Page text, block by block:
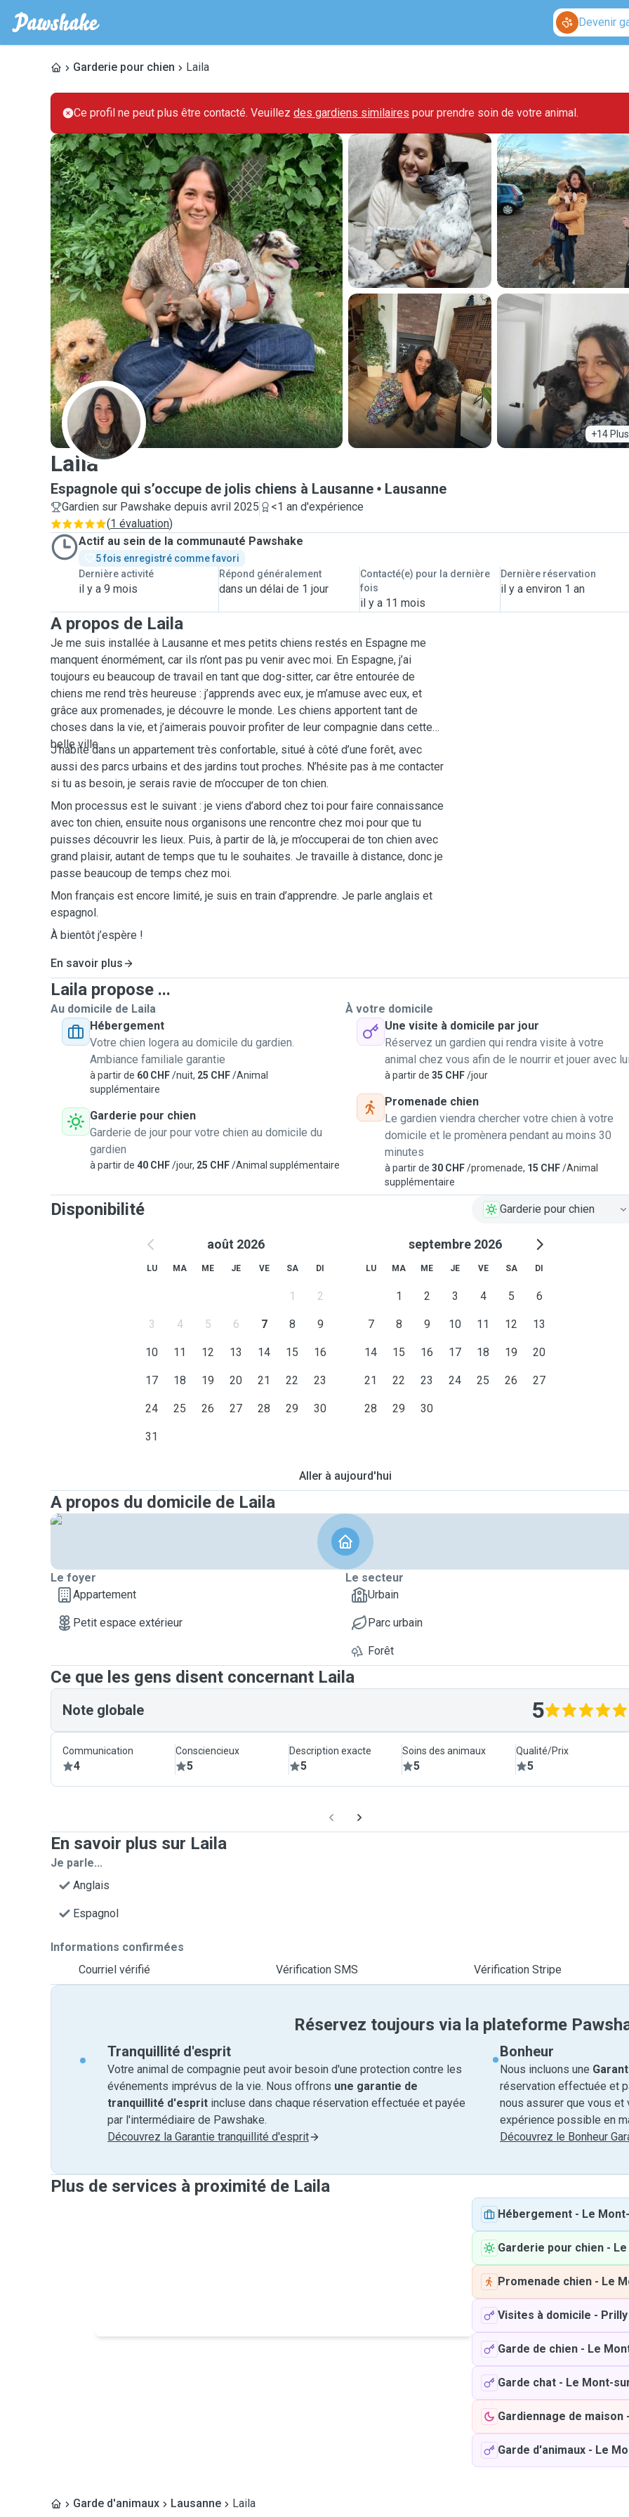
Devenir
Garderie pour chien Laila
Ce profil ne peut plus être contacté. Veuillez des gardiens similaires pour prendre soin de votre animal.
+14 Plus
L
Laila
Espagnole qui s’occupe de jolis chiens à Lausanne Lausanne
Gardien sur Pawshake depuis avril 2025
<1 an d'expérience
(1 évaluation)
Actif au sein de la communauté Pawshake
5 fois enregistré comme favori
Dernière activité
il y a 9 mois
Répond généralement
dans un délai de 1 jour
Contacté(e) pour la dernière
fois
il y a 11 mois
Dernière réservation
il y a environ 1 an
A propos de Laila
Je me suis installée à Lausanne et mes petits chiens restés en Espagne me
manquent énormément, car ils n’ont pas pu venir avec moi. En Espagne, j’ai
toujours eu beaucoup de travail en tant que dog-sitter, car être entourée de
chiens me rend très heureuse : j’apprends avec eux, je m’amuse avec eux, et
grâce aux promenades, je découvre le monde. Les chiens apportent tant de
choses dans la vie, et j’aimerais pouvoir profiter de leur compagnie dans cette
belle ville.
J’habite dans un appartement très confortable, situé à côté d’une forêt, avec
aussi des parcs urbains et des jardins tout proches. N’hésite pas à me contacter
si tu as besoin, je serais ravie de m’occuper de ton chien.
Mon processus est le suivant : je viens d’abord chez toi pour faire connaissance
avec ton chien, ensuite nous organisons une rencontre chez moi pour que tu
puisses découvrir les lieux. Puis, à partir de là, je m’occuperai de ton chien avec
grand plaisir, autant de temps que tu le souhaites. Je travaille à distance, donc je
passe beaucoup de temps chez moi.
Mon français est encore limité, je suis en train d’apprendre. Je parle anglais et
espagnol.
À bientôt j’espère !
En savoir plus
Laila propose ...
Au domicile de Laila
Hébergement
Votre chien logera au domicile du gardien.
Ambiance familiale garantie
à partir de 60 CHF/nuit, 25 CHF/Animal
supplémentaire
Garderie pour chien
Garderie de jour pour votre chien au domicile du
gardien
à partir de 40 CHF/jour, 25 CHF/Animal supplémentaire
À votre domicile
Une visite à domicile par jour
Réservez un gardien qui rendra visite à votre
animal chez vous afin de le nourrir et jouer avec
à partir de 35 CHF/jour
Promenade chien
Le gardien viendra chercher votre chien à votre
domicile et le promènera pendant au moins 30
minutes
à partir de 30 CHF/promenade, 15 CHF/Animal
supplémentaire
Disponibilité Garderie pour chien
août 2026
LU MA ME JE VE SA DI
1 2
3 4 5 6 7 8 9
10 11 12 13 14 15 16
17 18 19 20 21 22 23
24 25 26 27 28 29 30
31
septembre 2026
LU MA ME JE VE SA DI
1 2 3 4 5 6
7 8 9 10 11 12 13
14 15 16 17 18 19 20
21 22 23 24 25 26 27
28 29 30
Aller à aujourd'hui
A propos du domicile de Laila
Le foyer
Appartement
Petit espace extérieur
Le secteur
Urbain
Parc urbain
Forêt
Ce que les gens disent concernant Laila
Note globale 5
Communication
4
Consciencieux
5
Description exacte
5
Soins des animaux
5
Qualité/Prix
5
En savoir plus sur Laila
Je parle...
Anglais
Espagnol
Informations confirmées
Courriel vérifié
Vérification SMS Vérification Stripe
Réservez toujours via la plateforme
Tranquillité d'esprit
Votre animal de compagnie peut avoir besoin d'une protection contre les
événements imprévus de la vie. Nous offrons une garantie de
tranquillité d'esprit incluse dans chaque réservation effectuée et payée
par l'intermédiaire de Pawshake.
Découvrez la Garantie tranquillité d'esprit
Bonheur
Nous incluons une
réservation effectuée et
nous assurer que vous
expérience possible en
Découvrez le Bonheur
Plus de services à proximité de Laila
Hébergement - Le
Garderie pour chien -
Promenade chien - Le
Visites à domicile - Prilly
Garde de chien - Le
Garde chat - Le Mont-
Gardiennage de maison
Garde d'animaux - Le
Garde d'animaux Lausanne Laila